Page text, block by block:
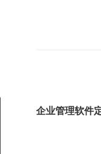
企业管理软件